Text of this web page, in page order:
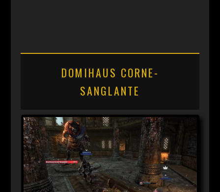
DOMIHAUS CORNE-
SANGLANTE